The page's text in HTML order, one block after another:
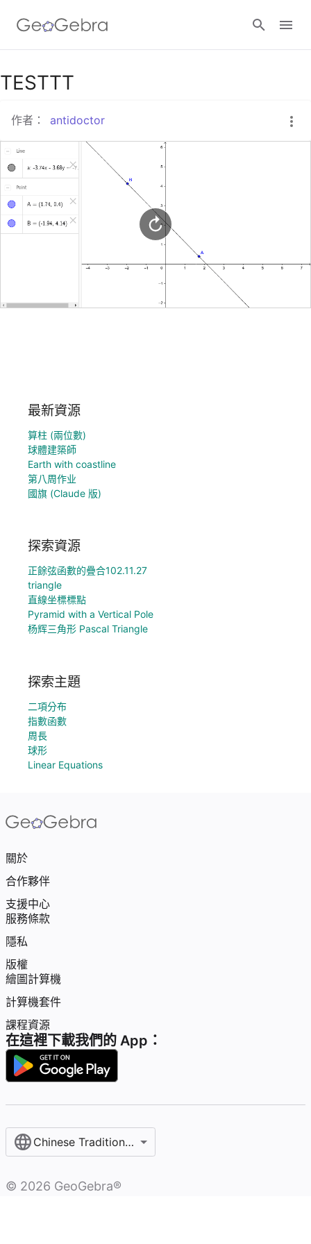
Google Classroom
GeoGebra Classroom
TESTTT
作者： antidoctor
最新資源
算柱 (兩位數)
球體建築師
Earth with coastline
第八周作业
國旗 (Claude 版)
探索資源
正餘弦函數的疊合102.11.27
triangle
直線坐標標點
Pyramid with a Vertical Pole
杨辉三角形 Pascal Triangle
探索主題
二項分布
指數函數
周長
球形
Linear Equations
關於
合作夥伴
支援中心
服務條款
隱私
版權
繪圖計算機
計算機套件
課程資源
在這裡下載我們的 App：
Chinese Traditional / 繁體中文
© 2026 GeoGebra®